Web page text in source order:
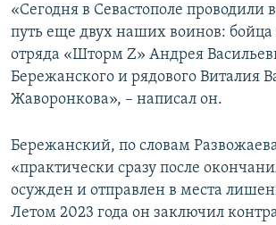
ПОБЕДИТЕЛЕЙ НЕ СУДЯТ?
КРЫМ.НЕПОКОРЕННЫЙ
Все сайты RFE/RL
«Сегодня в Севастополе проводили
путь еще двух наших воинов:
отряда «Шторм Z» Андрея
Бережанского и рядового Виталия
Жаворонкова», – написал он.
Бережанский, по словам
«практически сразу после
осужден и отправлен в места
Летом 2023 года он заключил